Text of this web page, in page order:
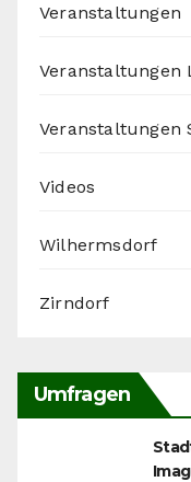
Veranstaltungen
Veranstaltungen
Veranstaltungen
Videos
Wilhermsdorf
Zirndorf
Umfragen